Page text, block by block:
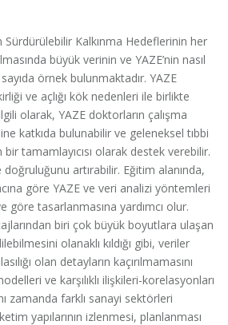
Kalkınma Hedeflerinin her
büyük verinin ve YAZE’nin nasıl
örnek bulunmaktadır. YAZE
ve açlığı kök nedenleri ile birlikte
olarak, YAZE doktorların çalışma
katkıda bulunabilir ve geleneksel tıbbi
tamamlayıcısı olarak destek verebilir.
doğruluğunu artırabilir. Eğitim alanında,
göre YAZE ve veri analizi yöntemleri
göre tasarlanmasına yardımcı olur.
biri çok büyük boyutlara ulaşan
olanaklı kıldığı gibi, veriler
olan detayların kaçırılmamasını
ve karşılıklı ilişkileri-korelasyonları
zamanda farklı sanayi sektörleri
yapılarının izlenmesi, planlanması